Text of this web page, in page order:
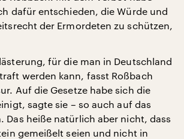
dafür entschieden, die Würde und
der Ermordeten zu schützen,
für die man in Deutschland
werden kann, fasst Roßbach
Auf die Gesetze habe sich die
sagte sie – so auch auf das
Das heiße natürlich aber nicht, dass
gemeißelt seien und nicht in